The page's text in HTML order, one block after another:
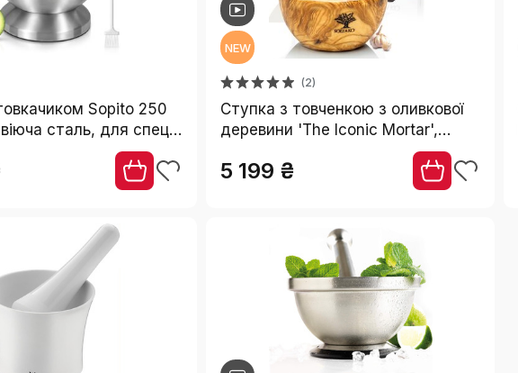
Sopito 250
сталь, для спецій
NEW
(2)
Ступка з товченкою з оливкової
деревини 'The Iconic Mortar',
5 199 ₴